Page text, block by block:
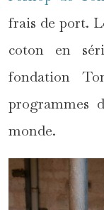
frais de port.
coton en
fondation
programmes
monde.